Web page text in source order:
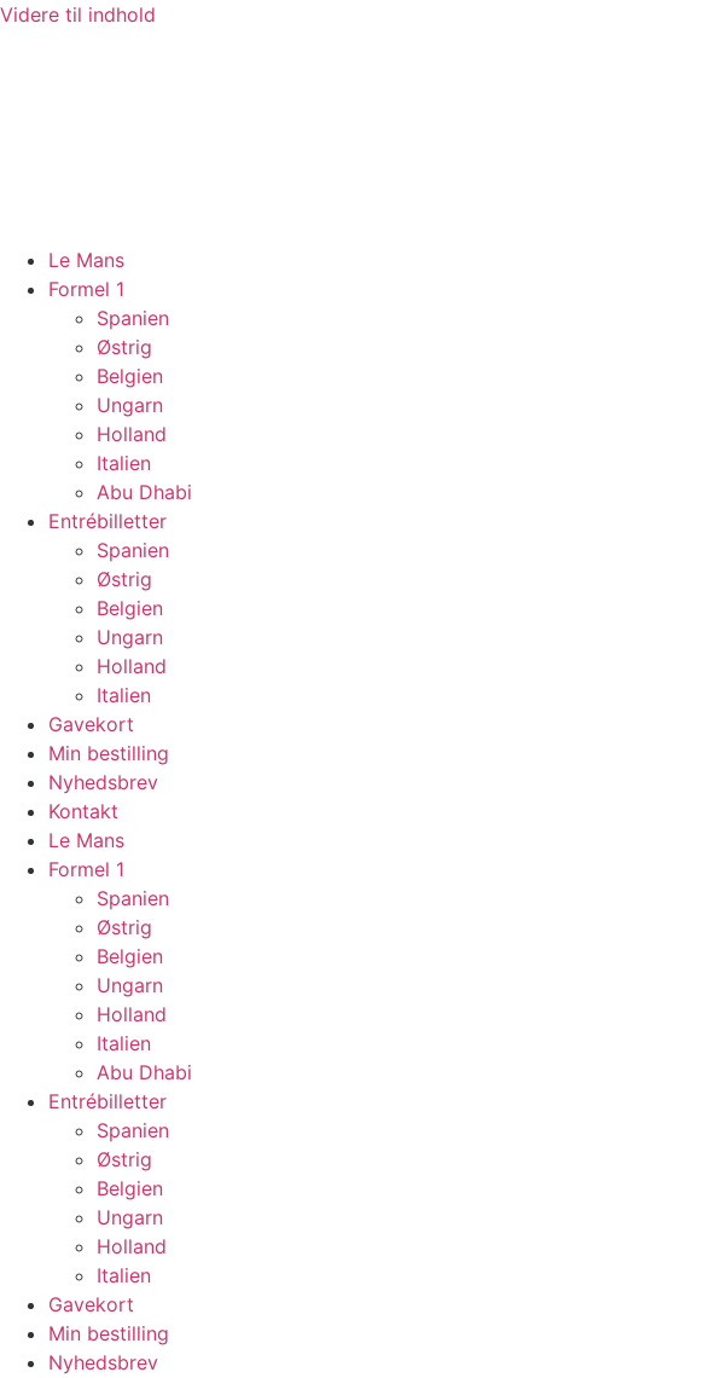
Videre til indhold
Le Mans
Formel 1
Spanien
Østrig
Belgien
Ungarn
Holland
Italien
Abu Dhabi
Entrébilletter
Spanien
Østrig
Belgien
Ungarn
Holland
Italien
Gavekort
Min bestilling
Nyhedsbrev
Kontakt
Le Mans
Formel 1
Spanien
Østrig
Belgien
Ungarn
Holland
Italien
Abu Dhabi
Entrébilletter
Spanien
Østrig
Belgien
Ungarn
Holland
Italien
Gavekort
Min bestilling
Nyhedsbrev